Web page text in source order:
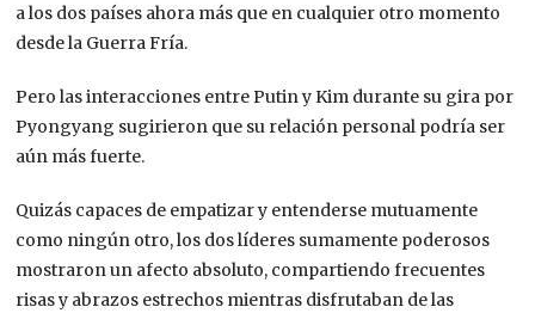
a los dos países ahora más que en cualquier otro momento
desde la Guerra Fría.
Pero las interacciones entre Putin y Kim durante su gira por
Pyongyang sugirieron que su relación personal podría ser
aún más fuerte.
Quizás capaces de empatizar y entenderse mutuamente
como ningún otro, los dos líderes sumamente poderosos
mostraron un afecto absoluto, compartiendo frecuentes
risas y abrazos estrechos mientras disfrutaban de las